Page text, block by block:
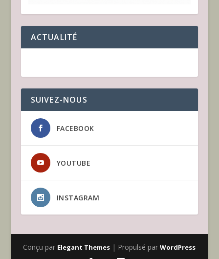
ACTUALITÉ
SUIVEZ-NOUS
FACEBOOK
YOUTUBE
INSTAGRAM
Conçu par Elegant Themes | Propulsé parWordPress